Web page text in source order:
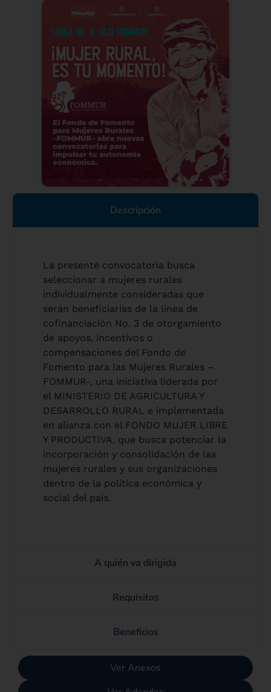
Descripción
La presente convocatoria busca
seleccionar a mujeres rurales
individualmente consideradas que
serán beneficiarias de la línea de
cofinanciación No. 3 de otorgamiento
de apoyos, incentivos o
compensaciones del Fondo de
Fomento para las Mujeres Rurales –
FOMMUR-, una iniciativa liderada por
el MINISTERIO DE AGRICULTURA Y
DESARROLLO RURAL e implementada
en alianza con el FONDO MUJER LIBRE
Y PRODUCTIVA, que busca potenciar la
incorporación y consolidación de las
mujeres rurales y sus organizaciones
dentro de la política económica y
social del país.
A quién va dirigida
Requisitos
Beneficios
Ver Anexos